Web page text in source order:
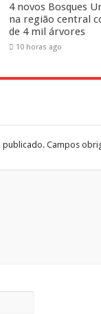
4 novos Bosques
na região central
de 4 mil árvores
10 horas ago
publicado. Campos